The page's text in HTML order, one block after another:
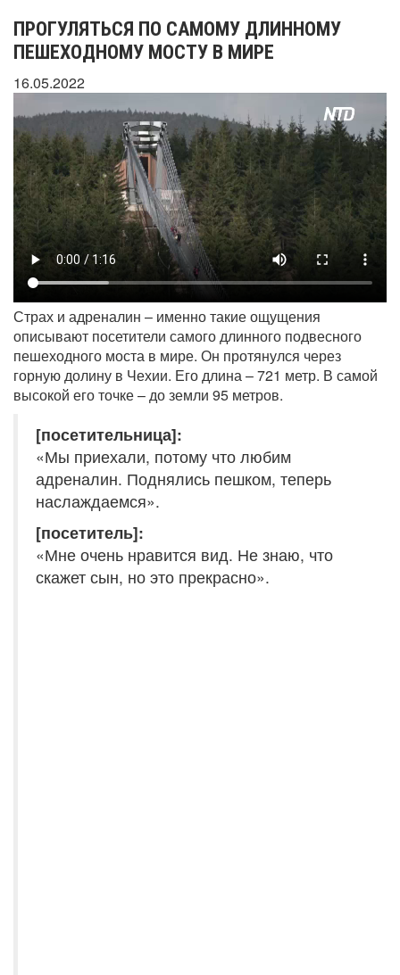
ПРОГУЛЯТЬСЯ ПО САМОМУ ДЛИННОМУ
ПЕШЕХОДНОМУ МОСТУ В МИРЕ
16.05.2022
Страх и адреналин – именно такие ощущения
описывают посетители самого длинного подвесного
пешеходного моста в мире. Он протянулся через
горную долину в Чехии. Его длина – 721 метр. В самой
высокой его точке – до земли 95 метров.
[посетительница]:
«Мы приехали, потому что любим
адреналин. Поднялись пешком, теперь
наслаждаемся».
[посетитель]:
«Мне очень нравится вид. Не знаю, что
скажет сын, но это прекрасно».